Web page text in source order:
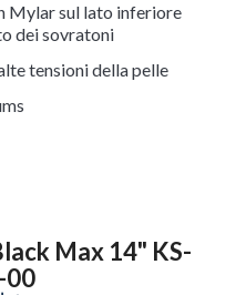
Mylar sul lato inferiore
dei sovratoni
tensioni della pelle
Max 14" KS-
00